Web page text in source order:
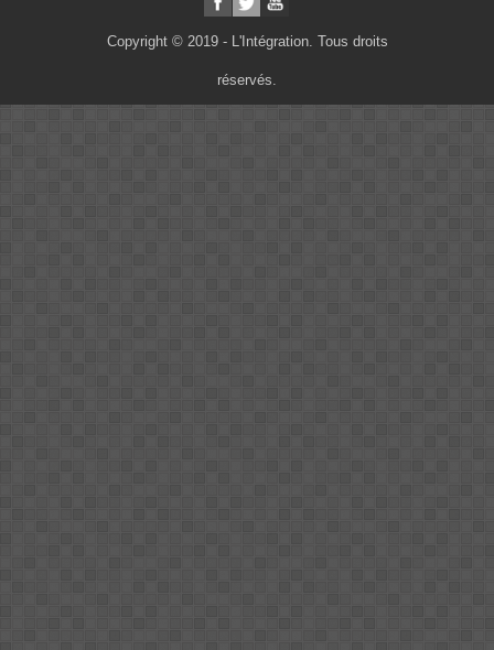
Copyright © 2019 - L'Intégration. Tous droits
réservés.